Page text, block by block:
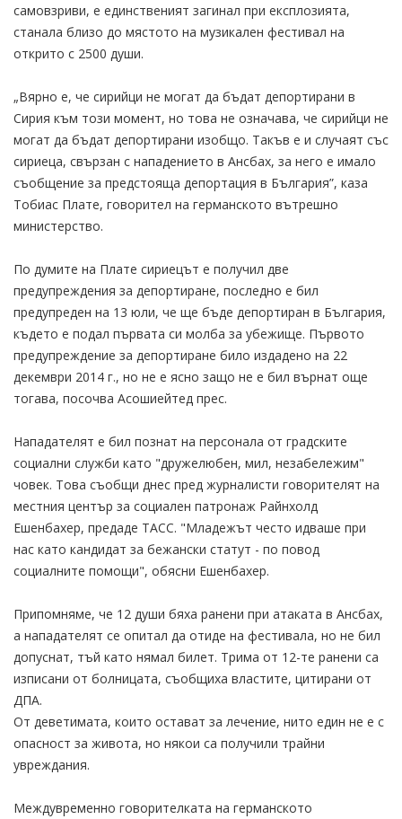
самовзриви, е единственият загинал при експлозията,
станала близо до мястото на музикален фестивал на
открито с 2500 души.
„Вярно е, че сирийци не могат да бъдат депортирани в
Сирия към този момент, но това не означава, че сирийци не
могат да бъдат депортирани изобщо. Такъв е и случаят със
сириеца, свързан с нападението в Ансбах, за него е имало
съобщение за предстояща депортация в България”, каза
Тобиас Плате, говорител на германското вътрешно
министерство.
По думите на Плате сириецът е получил две
предупреждения за депортиране, последно е бил
предупреден на 13 юли, че ще бъде депортиран в България,
където е подал първата си молба за убежище. Първото
предупреждение за депортиране било издадено на 22
декември 2014 г., но не е ясно защо не е бил върнат още
тогава, посочва Асошиейтед прес.
Нападателят е бил познат на персонала от градските
социални служби като "дружелюбен, мил, незабележим"
човек. Това съобщи днес пред журналисти говорителят на
местния център за социален патронаж Райнхолд
Ешенбахер, предаде ТАСС. "Младежът често идваше при
нас като кандидат за бежански статут - по повод
социалните помощи", обясни Ешенбахер.
Припомняме, че 12 души бяха ранени при атаката в Ансбах,
а нападателят се опитал да отиде на фестивала, но не бил
допуснат, тъй като нямал билет. Трима от 12-те ранени са
изписани от болницата, съобщиха властите, цитирани от
ДПА.
От деветимата, които остават за лечение, нито един не е с
опасност за живота, но някои са получили трайни
увреждания.
Междувременно говорителката на германското